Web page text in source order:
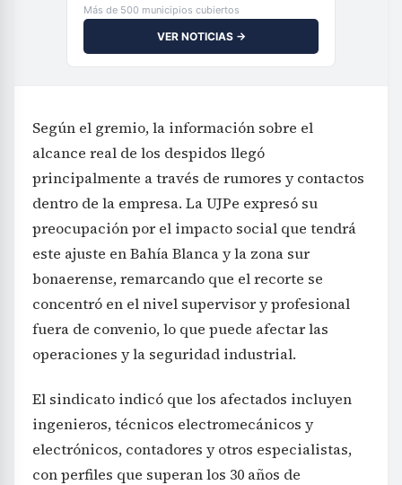
Más de 500 municipios cubiertos
VER NOTICIAS →
Según el gremio, la información sobre el
alcance real de los despidos llegó
principalmente a través de rumores y contactos
dentro de la empresa. La UJPe expresó su
preocupación por el impacto social que tendrá
este ajuste en Bahía Blanca y la zona sur
bonaerense, remarcando que el recorte se
concentró en el nivel supervisor y profesional
fuera de convenio, lo que puede afectar las
operaciones y la seguridad industrial.
El sindicato indicó que los afectados incluyen
ingenieros, técnicos electromecánicos y
electrónicos, contadores y otros especialistas,
con perfiles que superan los 30 años de